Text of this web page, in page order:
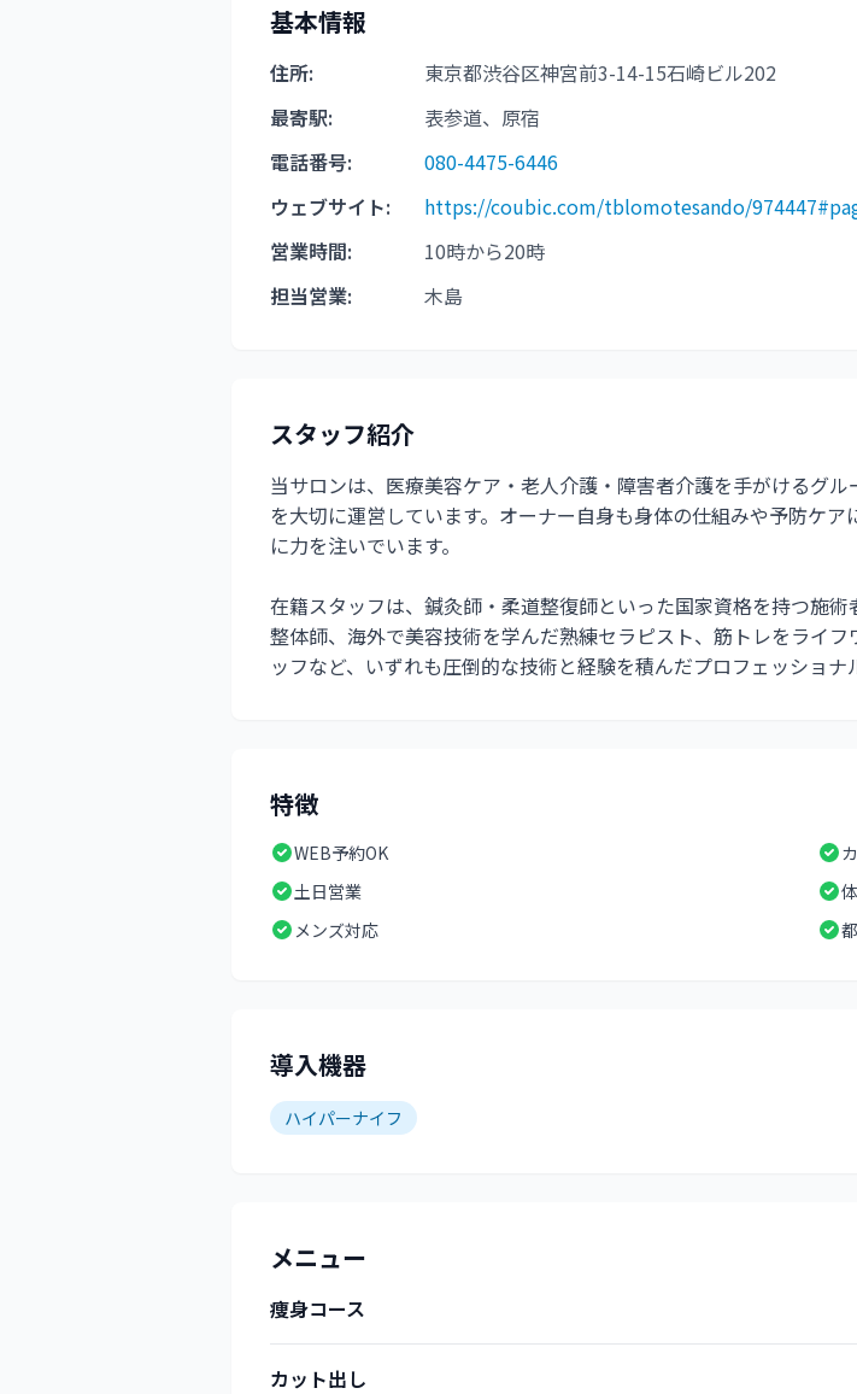
基本情報
住所:
東京都渋谷区神宮前3-14-15石崎ビル202
最寄駅:
表参道、原宿
電話番号:
080-4475-6446
ウェブサイト:
https://coubic.com/tblomotesando/
営業時間:
10時から20時
担当営業:
木島
スタッフ紹介
当サロンは、医療美容ケア・老人介護・障害者介護を手がけるグ
を大切に運営しています。オーナー自身も身体の仕組みや予防ケ
に力を注いでいます。
在籍スタッフは、鍼灸師・柔道整復師といった国家資格を持つ施
整体師、海外で美容技術を学んだ熟練セラピスト、筋トレをライ
ッフなど、いずれも圧倒的な技術と経験を積んだプロフェッショナ
特徴
WEB予約OK
土日営業
メンズ対応
導入機器
ハイパーナイフ
メニュー
痩身コース
カット出し